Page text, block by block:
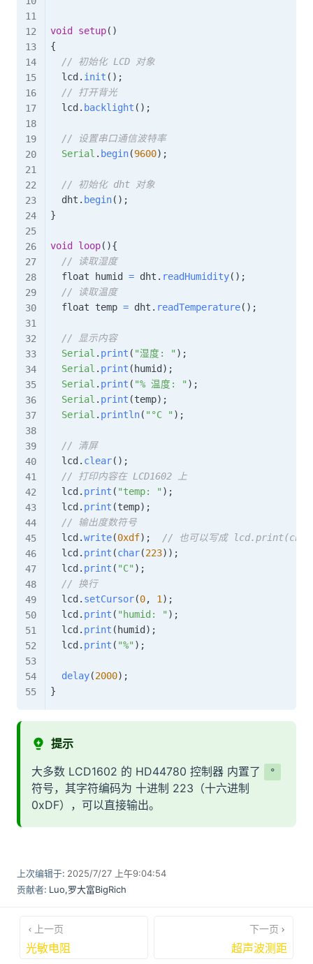
void setup( )
{
// 初始化 LCD 对象
  lcd
. init ( ) ;
// 打开背光
  lcd
. backlight ( ) ;
// 设置串口通信波特率
Serial . begin(9600) ;
// 初始化 dht 对象
  dht
. begin( ) ;
}
void loop( ){
// 读取湿度
  float humid
= dht . readHumidity( ) ;
// 读取温度
  float temp
= dht . readTemperature( ) ;
// 显示内容
Serial . print ( "湿度: " ) ;
Serial . print ( humid ) ;
Serial . print ( "% 温度: " ) ;
Serial . print (temp) ;
Serial . println( "°C " ) ;
// 清屏
  lcd
. clear( ) ;
// 打印内容在 LCD1602 上
  lcd
. print ( "temp: " ) ;
  lcd
. print (temp) ;
// 输出度数符号
  lcd
.write(0xdf) ;
// 也可以写成
  lcd
. print (char(223) ) ;
  lcd
. print ( "C" ) ;
// 换行
  lcd
. setCursor(0, 1 ) ;
  lcd
. print ( "humid: " ) ;
  lcd
. print ( humid ) ;
  lcd
. print ( "%" ) ;
delay(2000) ;
}
提示
大多数 LCD1602 的 HD44780 控制器 内置了
°
符号，其字符编码为 十进制 223（十六进制
0xDF），可以直接输出。
上次编辑于: 2025/7/27 上午9:04:54
贡献者: Luo,罗大富BigRich
上一页
光敏电阻
下一页
超声波测距